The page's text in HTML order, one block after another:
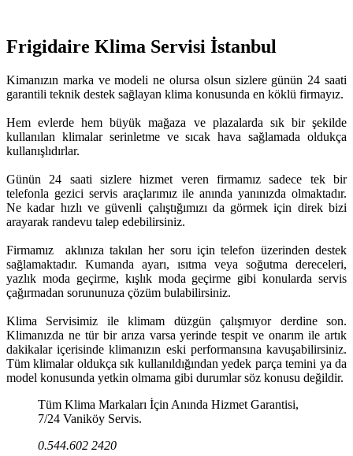
Frigidaire Klima Servisi İstanbul
Kimanızın marka ve modeli ne olursa olsun sizlere günün 24 saati
garantili teknik destek sağlayan klima konusunda en köklü firmayız.
Hem evlerde hem büyük mağaza ve plazalarda sık bir şekilde
kullanılan klimalar serinletme ve sıcak hava sağlamada oldukça
kullanışlıdırlar.
Günün 24 saati sizlere hizmet veren firmamız sadece tek bir
telefonla gezici servis araçlarımız ile anında yanınızda olmaktadır.
Ne kadar hızlı ve güvenli çalıştığımızı da görmek için direk bizi
arayarak randevu talep edebilirsiniz.
Firmamız aklınıza takılan her soru için telefon üzerinden destek
sağlamaktadır. Kumanda ayarı, ısıtma veya soğutma dereceleri,
yazlık moda geçirme, kışlık moda geçirme gibi konularda servis
çağırmadan sorununuza çözüm bulabilirsiniz.
Klima Servisimiz ile klimam düzgün çalışmıyor derdine son.
Klimanızda ne tür bir arıza varsa yerinde tespit ve onarım ile artık
dakikalar içerisinde klimanızın eski performansına kavuşabilirsiniz.
Tüm klimalar oldukça sık kullanıldığından yedek parça temini ya da
model konusunda yetkin olmama gibi durumlar söz konusu değildir.
Tüm Klima Markaları İçin Anında Hizmet Garantisi,
7/24 Vaniköy Servis.
0.544.602 2420